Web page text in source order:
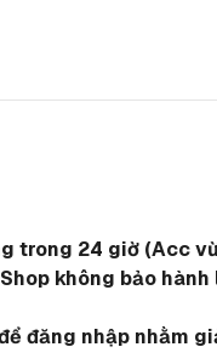
trong 24 giờ (Acc
không bảo
đăng nhập nhằm